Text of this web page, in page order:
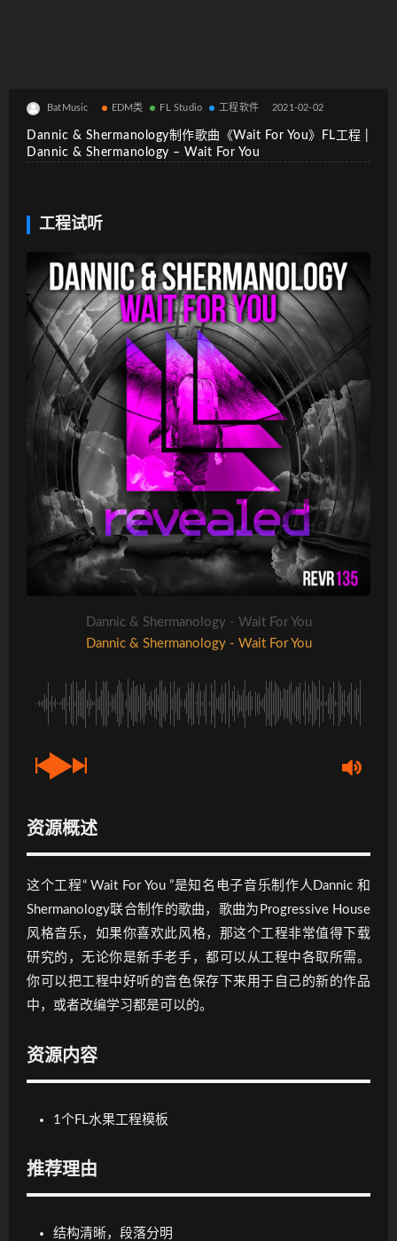
BatMusic EDM类 FL Studio 工程软件 2021-02-02
Dannic & Shermanology制作歌曲《Wait For You》FL工程 |
Dannic & Shermanology – Wait For You
工程试听
Dannic & Shermanology - Wait For You
Dannic & Shermanology - Wait For You
资源概述
这个工程“ Wait For You ”是知名电子音乐制作人Dannic 和
Shermanology联合制作的歌曲，歌曲为Progressive House
风格音乐，如果你喜欢此风格，那这个工程非常值得下载
研究的，无论你是新手老手，都可以从工程中各取所需。
你可以把工程中好听的音色保存下来用于自己的新的作品
中，或者改编学习都是可以的。
资源内容
1个FL水果工程模板
推荐理由
结构清晰，段落分明